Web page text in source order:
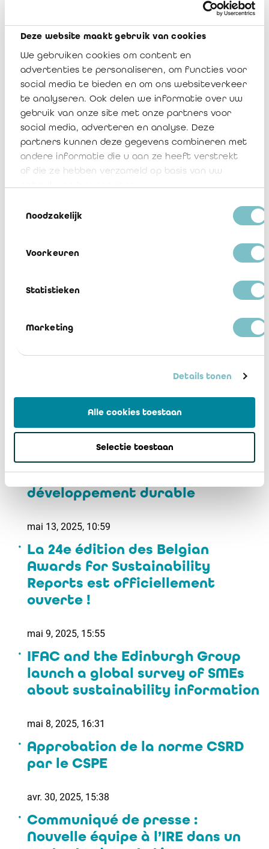
Deze website maakt gebruik van cookies
We gebruiken cookies om content en
advertenties te personaliseren, om functies voor
social media te bieden en om ons websiteverkeer
te analyseren. Ook delen we informatie over uw
gebruik van onze site met onze partners voor
social media, adverteren en analyse. Deze
partners kunnen deze gegevens combineren met
andere informatie die u aan ze heeft verstrekt
of die ze hebben verzameld op basis van uw
Noodzakelijk
Voorkeuren
Statistieken
Marketing
Details tonen
Alle cookies toestaan
Selectie toestaan
Commissions de l’IRE – Appel aux
candidatures
mai 23, 2025, 16:28
Nouvelle fonctionnalité pour les
réviseurs d'entreprises dans
Companyweb : Mettez à jour et
enrichissez facilement vos
données clients
mai 21, 2025, 11:42
Pharma.be – Mission de
concernant la "self-declaration
mai 15, 2025, 11:21
Le BAOB publie les guides pour le
contrôle de qualité 2025 des
réviseurs d’entreprises non EIP
Une étude internationale révèle
que de plus en plus d'entreprises
souhaitent obtenir une
assurance quant à leurs
rapports en matière de
développement durable
mai 13, 2025, 10:59
La 24e édition des Belgian
Awards for Sustainability
Reports est officiellement
ouverte !
mai 9, 2025, 15:55
IFAC and the Edinburgh Group
launch a global survey of SMEs
about sustainability information
mai 8, 2025, 16:31
Approbation de la norme CSRD
par le CSPE
avr. 30, 2025, 15:38
Communiqué de presse :
Nouvelle équipe à l’IRE dans un